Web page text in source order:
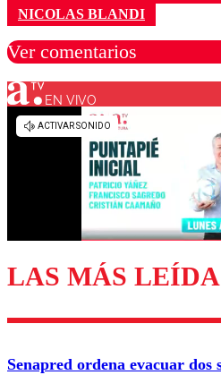
NICOLAS BLANDI
Ver comentarios
Los comentarios son
EN VIVO
LAS MÁS
Senapred ordena evacuar dos